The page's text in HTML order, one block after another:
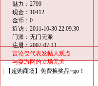
魅力：2799
现金：10412
金币：0
近访：2011-10-30 22:09:30
门派：无门无派
注册：2007-07-11
言论仅代表发帖人观点
与耍游网的立场无关
【超购商场】免费换奖品~go！